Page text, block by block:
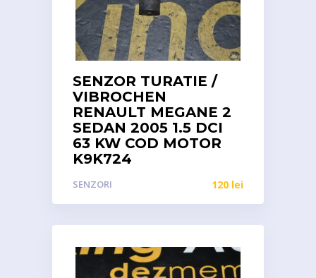
SENZOR TURATIE /
VIBROCHEN
RENAULT MEGANE 2
SEDAN 2005 1.5 DCI
63 KW COD MOTOR
K9K724
SENZORI 120 lei